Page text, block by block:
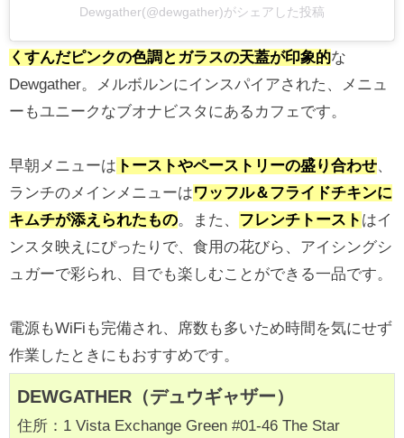
Dewgather(@dewgather)がシェアした投稿
くすんだピンクの色調とガラスの天蓋が印象的な
Dewgather。メルボルンにインスパイアされた、メニュ
ーもユニークなブオナビスタにあるカフェです。
早朝メニューは トーストやペーストリーの盛り合わせ、
ランチのメインメニューはワッフル＆フライドチキンに
キムチが添えられたもの。また、 フレンチトースト はイ
ンスタ映えにぴったりで、食用の花びら、アイシングシ
ュガーで彩られ、目でも楽しむことができる一品です。
電源もWiFiも完備され、席数も多いため時間を気にせず
作業したときにもおすすめです。
DEWGATHER（デュウギャザー）
住所：1 Vista Exchange Green #01-46 The Star